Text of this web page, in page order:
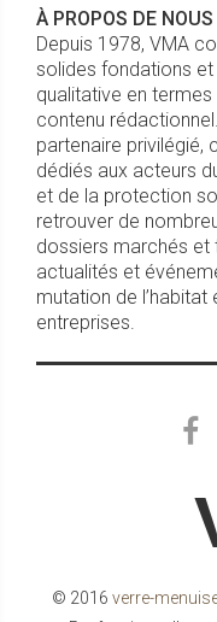
À PROPOS DE NOUS
Depuis 1978, VMA
solides fondations et
qualitative en
contenu
partenaire privilégié,
dédiés aux acteurs
et de la protection
retrouver de
dossiers marchés et
actualités et
mutation de l’habitat
entreprises.
© 2016 verre-